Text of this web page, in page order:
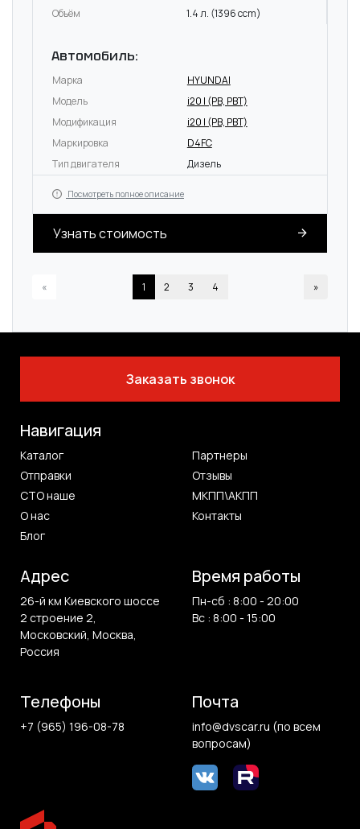
Объём 1.4 л. (1396 ccm)
Автомобиль:
Марка
HYUNDAI
Модель
i20 I (PB, PBT)
Модификация
i20 I (PB, PBT)
Маркировка
D4FC
Тип двигателя
Дизель
Посмотреть полное описание
Узнать стоимость
« 1 2 3 4 »
Заказать звонок
Навигация
Каталог
Партнеры
Отправки
Отзывы
СТО наше
МКПП\АКПП
О нас
Контакты
Блог
Адрес
26-й км Киевского шоссе
2 строение 2,
Московский, Москва,
Россия
Время работы
Пн-сб : 8:00 - 20:00
Вс : 8:00 - 15:00
Телефоны
+7 (965) 196-08-78
Почта
info@dvscar.ru (по всем
вопросам)